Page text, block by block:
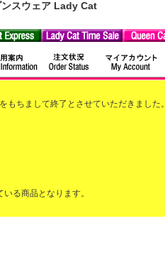
ンスウェア Lady Cat
ちまして終了とさせていただきました。
る商品となります。